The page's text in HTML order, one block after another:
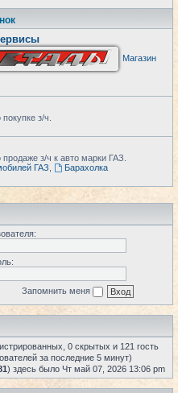
Магазин
з/ч.
з/ч к авто марки ГАЗ.
ГАЗ
Барахолка
Запомнить меня
0 скрытых и 121 гость
за последние 5 минут)
) здесь было Чт май 07, 2026 13:06 pm